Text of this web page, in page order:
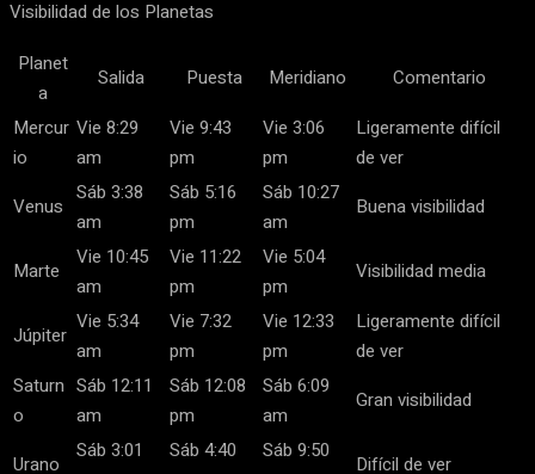
Visibilidad de los Planetas
Planet
a
Salida Puesta Meridiano
Comentario
Mercur
io
Vie 8:29
am
Vie 9:43
pm
Vie 3:06
pm
Ligeramente difícil
de ver
Venus
Sáb 3:38
am
Sáb 5:16
pm
Sáb 10:27
am
Buena visibilidad
Marte
Vie 10:45
am
Vie 11:22
pm
Vie 5:04
pm
Visibilidad media
Júpiter
Vie 5:34
am
Vie 7:32
pm
Vie 12:33
pm
Ligeramente difícil
de ver
Saturn
o
Sáb 12:11
am
Sáb 12:08
pm
Sáb 6:09
am
Gran visibilidad
Urano
Sáb 3:01
Sáb 4:40
Sáb 9:50
Difícil de ver